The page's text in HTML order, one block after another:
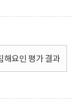
해요인 평가 결과